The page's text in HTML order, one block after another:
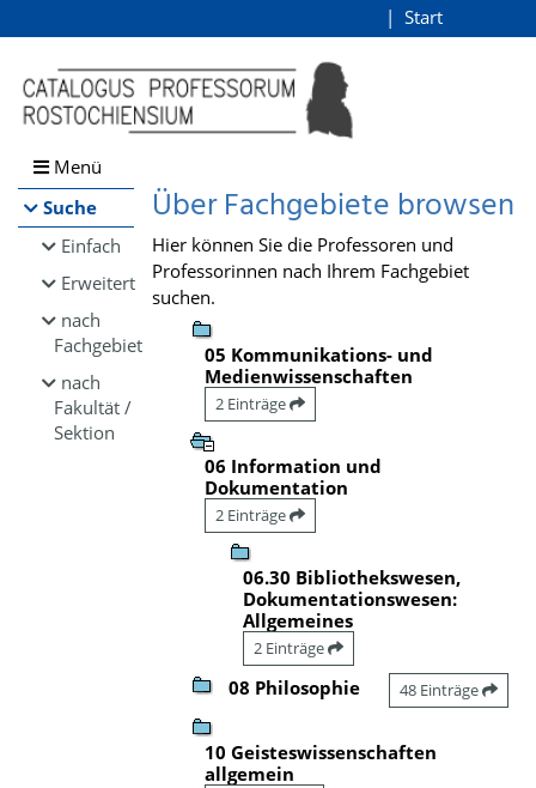
Browsen
direkt zum Inhalt
Start
Menü
Suche
Einfach
Erweitert
nach
Fachgebiet
nach
Fakultät /
Sektion
Über Fachgebiete browsen
Hier können Sie die Professoren und
Professorinnen nach Ihrem Fachgebiet
suchen.
05 Kommunikations- und
Medienwissenschaften
2 Einträge
06 Information und
Dokumentation
2 Einträge
06.30 Bibliothekswesen,
Dokumentationswesen:
Allgemeines
2 Einträge
08 Philosophie 48 Einträge
10 Geisteswissenschaften
allgemein